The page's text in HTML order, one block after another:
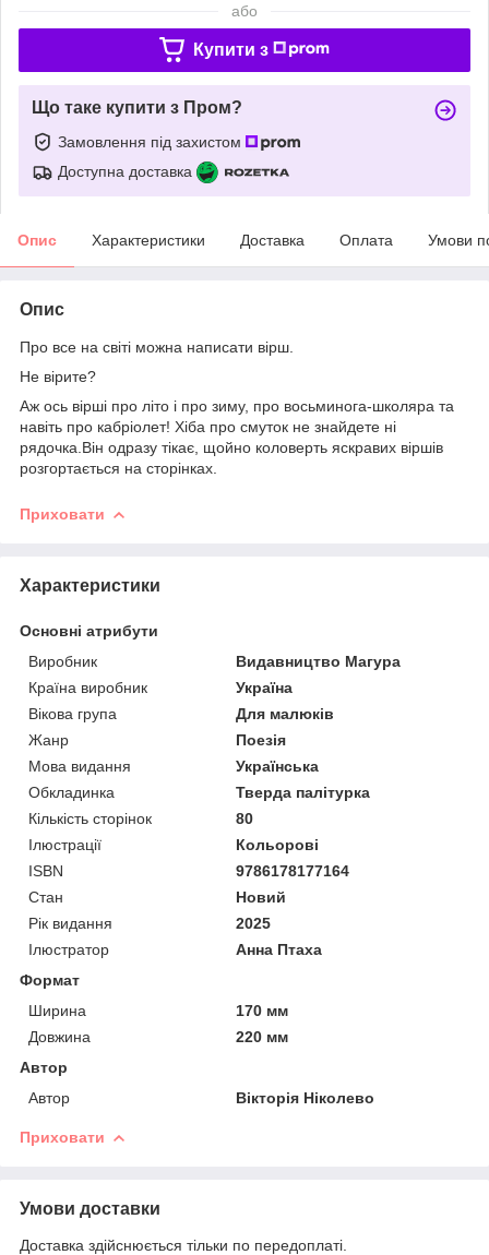
або
Купити з
Що таке купити з Пром?
Замовлення під захистом
Доступна доставка
Опис Характеристики Доставка Оплата Умови
Опис
Про все на світі можна написати вірш.
Не вірите?
Аж ось вірші про літо і про зиму, про восьминога-школяра та
навіть про кабріолет! Хіба про смуток не знайдете ні
рядочка.Він одразу тікає, щойно коловерть яскравих віршів
розгортається на сторінках.
Приховати
Характеристики
Основні атрибути
Виробник
Видавництво Магура
Країна виробник
Україна
Вікова група
Для малюків
Жанр
Поезія
Мова видання
Українська
Обкладинка
Тверда палітурка
Кількість сторінок
80
Ілюстрації
Кольорові
ISBN
9786178177164
Стан
Новий
Рік видання
2025
Ілюстратор
Анна Птаха
Формат
Ширина
170 мм
Довжина
220 мм
Автор
Автор
Вікторія Ніколево
Приховати
Умови доставки
Доставка здійснюється тільки по передоплаті.